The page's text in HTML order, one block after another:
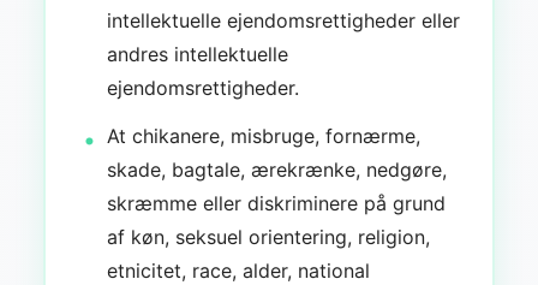
intellektuelle ejendomsrettigheder eller
andres intellektuelle
ejendomsrettigheder.
At chikanere, misbruge, fornærme,
skade, bagtale, ærekrænke, nedgøre,
skræmme eller diskriminere på grund
af køn, seksuel orientering, religion,
etnicitet, race, alder, national